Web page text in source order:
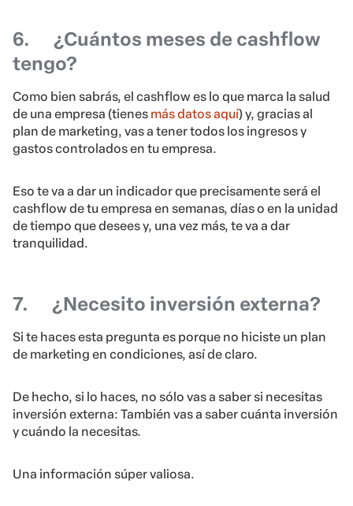
6.
¿Cuántos meses de cashflow
tengo?
Como bien sabrás, el cashflow es lo que marca la salud
de una empresa (tienes más datos aquí) y, gracias al
plan de marketing, vas a tener todos los ingresos y
gastos controlados en tu empresa.
Eso te va a dar un indicador que precisamente será el
cashflow de tu empresa en semanas, días o en la unidad
de tiempo que desees y, una vez más, te va a dar
tranquilidad.
7. ¿Necesito inversión externa?
Si te haces esta pregunta es porque no hiciste un plan
de marketing en condiciones, así de claro.
De hecho, si lo haces, no sólo vas a saber si necesitas
inversión externa: También vas a saber cuánta inversión
y cuándo la necesitas.
Una información súper valiosa.